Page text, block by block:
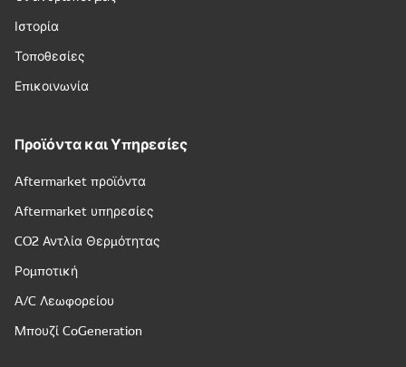
Ιστορία
Τοποθεσίες
Επικοινωνία
Προϊόντα και Υπηρεσίες
Aftermarket προϊόντα
Aftermarket υπηρεσίες
CO2 Αντλία Θερμότητας
Ρομποτική
A/C Λεωφορείου
Μπουζί CoGeneration